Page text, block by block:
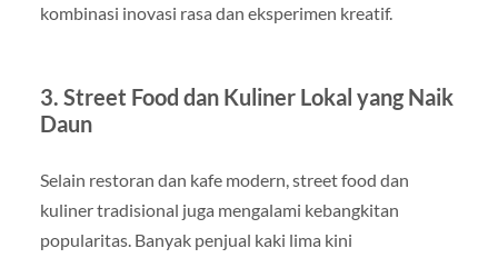
kombinasi inovasi rasa dan eksperimen kreatif.
3. Street Food dan Kuliner Lokal yang Naik
Daun
Selain restoran dan kafe modern, street food dan
kuliner tradisional juga mengalami kebangkitan
popularitas. Banyak penjual kaki lima kini